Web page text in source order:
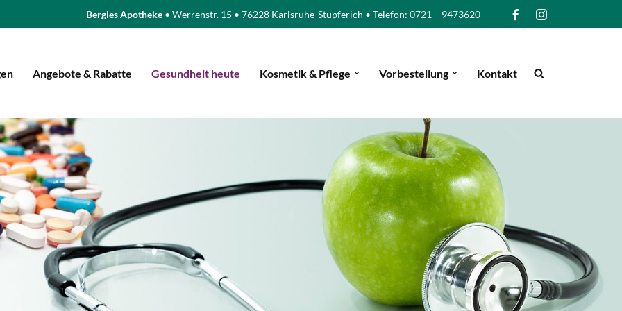
Bergles Apotheke • Werrenstr. 15 • 76228 Karlsruhe-Stupferich • Telefon: 0721 – 9473620
Angebote & Rabatte Gesundheit heute Kosmetik & Pflege Vorbestellung Kontakt